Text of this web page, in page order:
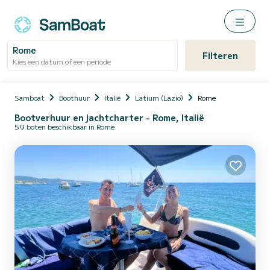
Rome
Kies een datum of een periode Filteren
Samboat Boothuur Italië Latium (Lazio) Rome
Bootverhuur en jachtcharter - Rome, Italië
59 boten beschikbaar in Rome